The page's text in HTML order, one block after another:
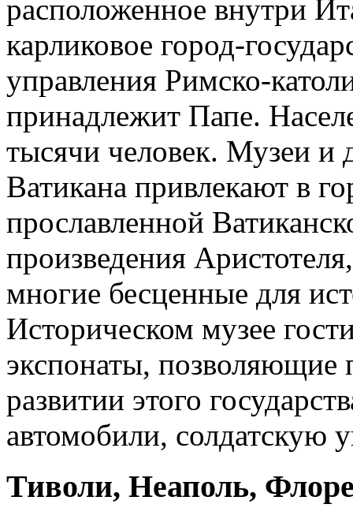
расположенное внутри
карликовое город-
управления Римско-
принадлежит Папе.
тысячи человек. Музеи и
Ватикана привлекают в
прославленной
произведения
многие бесценные для
Историческом музее
экспонаты, позволяющие
развитии этого
автомобили, солдатскую
Тиволи, Неаполь,